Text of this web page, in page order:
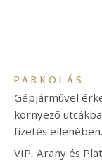
PARKOLÁS
Gépjárművel
környező
fizetés ellenében.
VIP, Arany és